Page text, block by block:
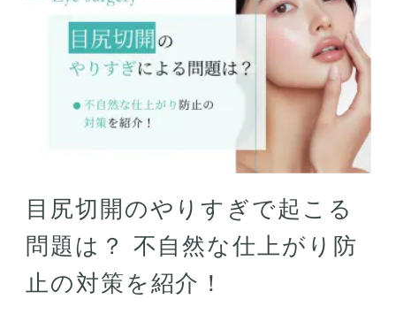
目尻切開のやりすぎで起こる
問題は？ 不自然な仕上がり防
止の対策を紹介！